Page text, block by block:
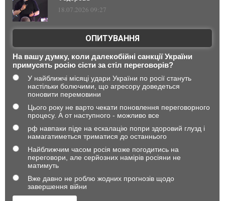
18.07.2026 09:27
ОПИТУВАННЯ
На вашу думку, коли далекобійні санкції України
примусять росію сісти за стіл переговорів?
У найближчі місяці удари України по росії стануть
настільки болючими, що агресору доведеться
поновити перемовини
Цього року не варто чекати поновлення переговорного
процесу. А от наступного - можливо все
рф навпаки піде на ескалацію попри здоровий глузд і
намагатиметься триматися до останнього
Найближчим часом росія може погодитись на
переговори, але серйозних намірів росіяни не
матимуть
Вже давно не роблю жодних прогнозів щодо
завершення війни